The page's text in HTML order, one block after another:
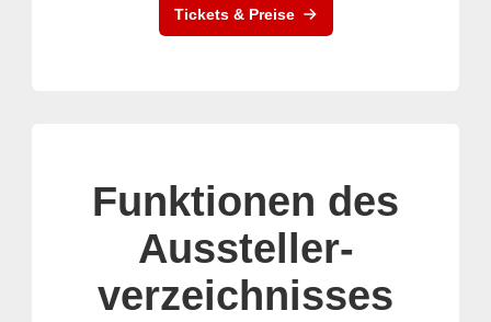
Tickets & Preise
Funktionen des
Aussteller-
verzeichnisses